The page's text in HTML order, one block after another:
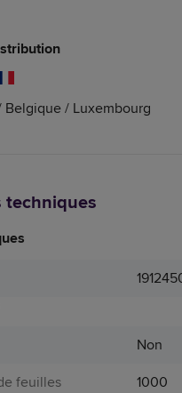
/ Luxembourg
techniques
Non
feuilles
1000